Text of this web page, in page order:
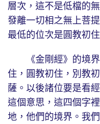
層次，這不是低檔的
發離一切相之無上菩
最低的位次是圓教初
《金剛經》的境界
住，圓教初住，別教
薩。以後諸位要是看
這個意思，這四個字
地，他們的境界。我